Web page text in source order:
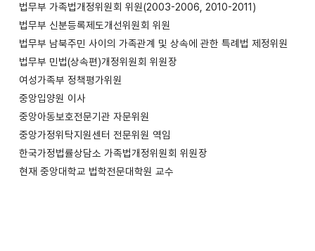
법무부 가족법개정위원회 위원(2003-2006, 2010-2011)
법무부 신분등록제도개선위원회 위원
법무부 남북주민 사이의 가족관계 및 상속에 관한 특례법 제정위원
법무부 민법(상속편)개정위원회 위원장
여성가족부 정책평가위원
중앙입양원 이사
중앙아동보호전문기관 자문위원
중앙가정위탁지원센터 전문위원 역임
한국가정법률상담소 가족법개정위원회 위원장
현재 중앙대학교 법학전문대학원 교수